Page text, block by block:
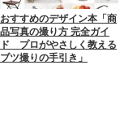
おすすめのデザイン本「商
品写真の撮り方 完全ガイ
ド プロがやさしく教える
ブツ撮りの手引き」